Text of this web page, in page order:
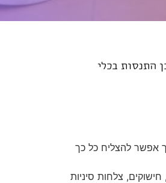
התנסות בכלי
אפשר להצליח כל כך
צלחות סיניות